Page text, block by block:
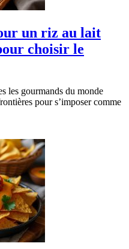
un riz au lait
choisir le
les gourmands du monde
pour s’imposer comme